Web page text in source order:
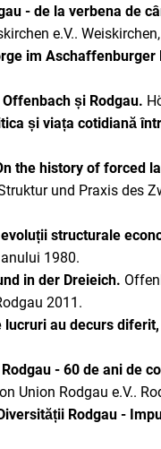
- de la verbena de
e.V..
im
și Rodgau.
și viața cotidiană
the history of forced
und Praxis des
structurale
1980.
in der Dreieich.
2011.
lucruri au decurs
- 60 de ani de
Union Rodgau e.V..
Rodgau -